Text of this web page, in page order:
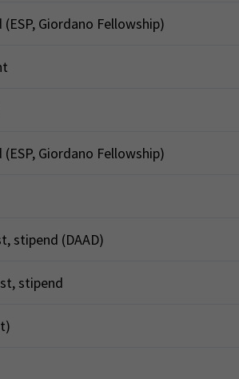
(ESP, Giordano Fellowship)
(ESP, Giordano Fellowship)
stipend (DAAD)
stipend